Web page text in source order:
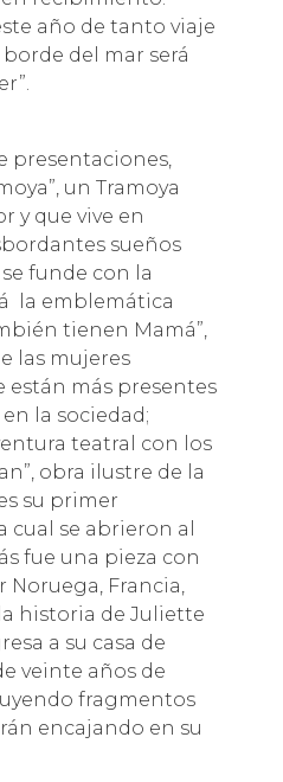
año de tanto viaje
del mar será
presentaciones,
un Tramoya
y que vive en
sueños
funde con la
la emblemática
tienen Mamá”,
las mujeres
están más presentes
la sociedad;
teatral con los
obra ilustre de la
su primer
se abrieron al
fue una pieza con
Noruega, Francia,
historia de Juliette
a su casa de
veinte años de
fragmentos
encajando en su